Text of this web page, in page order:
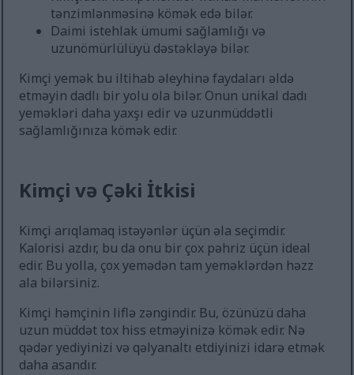
tənzimlənməsinə kömək edə bilər.
Daimi istehlak ümumi sağlamlığı və
uzunömürlülüyü dəstəkləyə bilər.
Kimçi yemək bu iltihab əleyhinə faydaları əldə
etməyin dadlı bir yolu ola bilər. Onun unikal dadı
yeməkləri daha yaxşı edir və uzunmüddətli
sağlamlığınıza kömək edir.
Kimçi və Çəki İtkisi
Kimçi arıqlamaq istəyənlər üçün əla seçimdir.
Kalorisi azdır, bu da onu bir çox pəhriz üçün ideal
edir. Bu yolla, çox yemədən tam yeməklərdən həzz
ala bilərsiniz.
Kimçi həmçinin liflə zəngindir. Bu, özünüzü daha
uzun müddət tox hiss etməyinizə kömək edir. Nə
qədər yediyinizi və qəlyanaltı etdiyinizi idarə etmək
daha asandır.